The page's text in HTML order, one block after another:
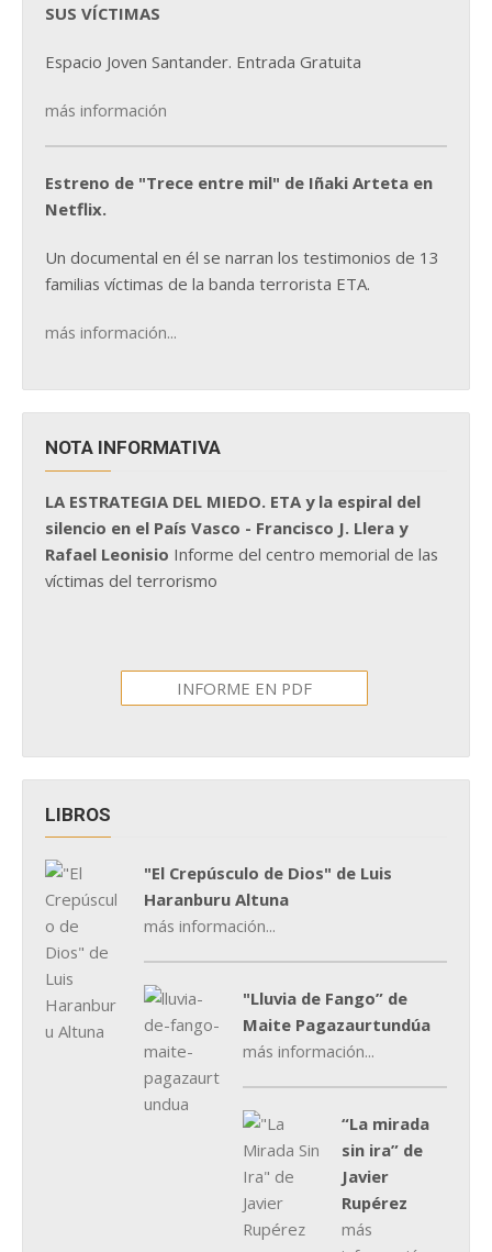
SUS VÍCTIMAS
Espacio Joven Santander. Entrada Gratuita
más información
Estreno de "Trece entre mil" de Iñaki Arteta en
Netflix.
Un documental en él se narran los testimonios de 13
familias víctimas de la banda terrorista ETA.
más información...
NOTA INFORMATIVA
LA ESTRATEGIA DEL MIEDO. ETA y la espiral del
silencio en el País Vasco - Francisco J. Llera y
Rafael Leonisio Informe del centro memorial de las
víctimas del terrorismo
INFORME EN PDF
LIBROS
"El Crepúsculo de Dios" de Luis
Haranburu Altuna
más información...
"Lluvia de Fango” de
Maite Pagazaurtundúa
más información...
“La mirada
sin ira” de
Javier
Rupérez
más